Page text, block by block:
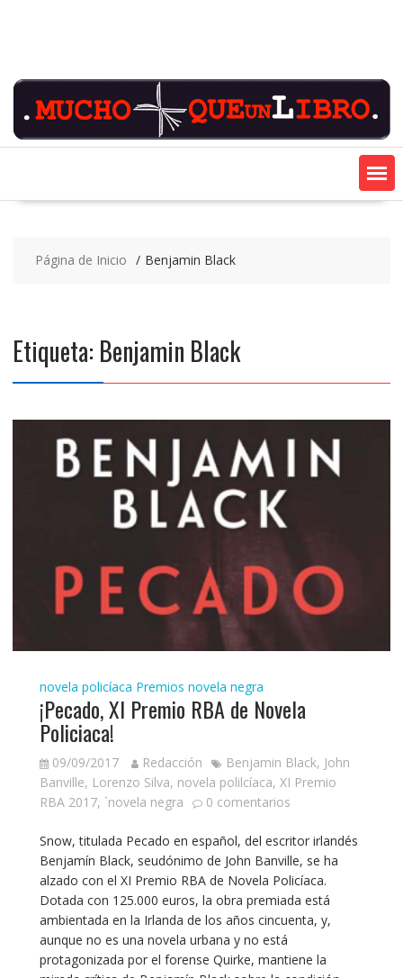
Página de Inicio Benjamin Black
Etiqueta: Benjamin Black
novela policíaca Premios novela negra
¡Pecado, XI Premio RBA de Novela
Policiaca!
09/09/2017 Redacción Benjamin Black, John
Banville, Lorenzo Silva, novela polilcíaca, XI Premio
RBA 2017, `novela negra 0 comentarios
Snow, titulada Pecado en español, del escritor irlandés
Benjamín Black, seudónimo de John Banville, se ha
alzado con el XI Premio RBA de Novela Policíaca.
Dotada con 125.000 euros, la obra premiada está
ambientada en la Irlanda de los años cincuenta, y,
aunque no es una novela urbana y no está
protagonizada por el forense Quirke, mantiene la